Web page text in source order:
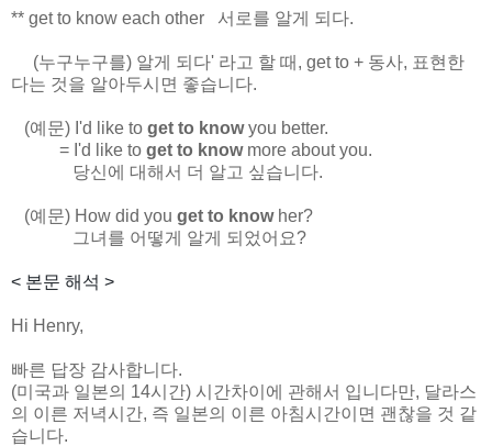
** get to know each other 서로를 알게 되다.
(누구누구를) 알게 되다' 라고 할 때, get to + 동사, 표현한
다는 것을 알아두시면 좋습니다.
(예문) I'd like to get to knowyou better.
= I'd like to get to knowmore about you.
당신에 대해서 더 알고 싶습니다.
(예문) How did you get to know her?
그녀를 어떻게 알게 되었어요?
< 본문 해석 >
Hi Henry,
빠른 답장 감사합니다.
(미국과 일본의 14시간) 시간차이에 관해서 입니다만, 달라스
의 이른 저녁시간, 즉 일본의 이른 아침시간이면 괜찮을 것 같
습니다.